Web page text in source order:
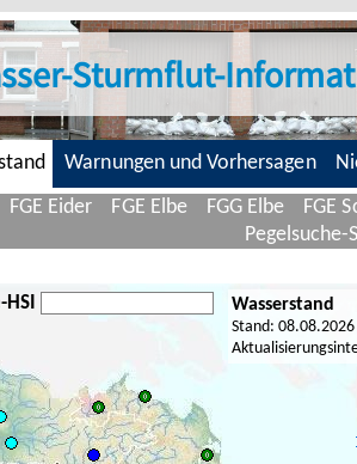
Sturmflut-
Warnungen und Vorhersagen
FGE Eider FGE Elbe FGG Elbe
FGE
Pegelsuche-
Wasserstand
Stand: